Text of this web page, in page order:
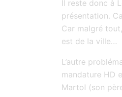
Il reste donc à
présentation.
Car malgré
est de la ville…
L’autre
mandature HD
Martol (son